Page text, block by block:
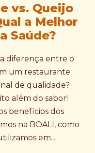
vs. Queijo
a Melhor
Saúde?
diferença entre o
um restaurante
de qualidade?
além do sabor!
benefícios dos
na BOALI, como
em...